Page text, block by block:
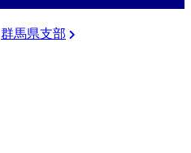
群馬県支部